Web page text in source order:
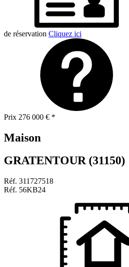
de réservation Cliquez ici
Prix 276 000 € *
Maison
GRATENTOUR (31150)
Réf. 311727518
Réf. 56KB24